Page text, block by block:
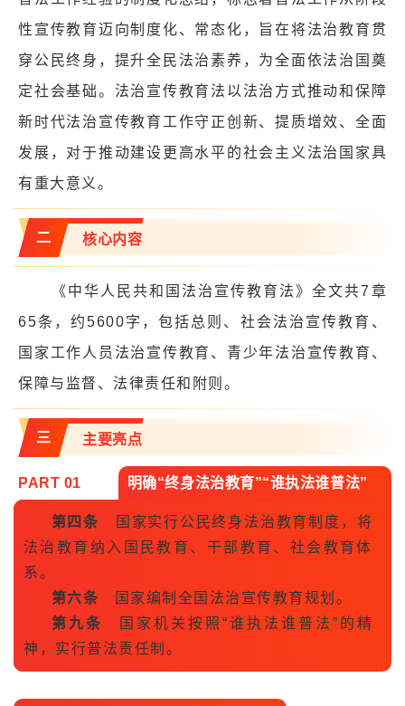
性宣传教育迈向制度化、常态化，旨在将法治教育贯
穿公民终身，提升全民法治素养，为全面依法治国奠
定社会基础。法治宣传教育法以法治方式推动和保障
新时代法治宣传教育工作守正创新、提质增效、全面
发展，对于推动建设更高水平的社会主义法治国家具
有重大意义。
二 核心内容
《中华人民共和国法治宣传教育法》全文共7章
65条，约5600字，包括总则、社会法治宣传教育、
国家工作人员法治宣传教育、青少年法治宣传教育、
保障与监督、法律责任和附则。
三 主要亮点
PART 01 明确“终身法治教育”“谁执法谁普法”
第四条
国家实行公民终身法治教育制度，将
法治教育纳入国民教育、干部教育、社会教育体
系。
第六条 国家编制全国法治宣传教育规划。
第九条
国家机关按照“谁执法谁普法”的精
神，实行普法责任制 。